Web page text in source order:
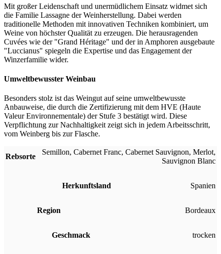
Mit großer Leidenschaft und unermüdlichem Einsatz widmet sich
die Familie Lassagne der Weinherstellung. Dabei werden
traditionelle Methoden mit innovativen Techniken kombiniert, um
Weine von höchster Qualität zu erzeugen. Die herausragenden
Cuvées wie der "Grand Héritage" und der in Amphoren ausgebaute
"Luccianus" spiegeln die Expertise und das Engagement der
Winzerfamilie wider.
Umweltbewusster Weinbau
Besonders stolz ist das Weingut auf seine umweltbewusste
Anbauweise, die durch die Zertifizierung mit dem HVE (Haute
Valeur Environnementale) der Stufe 3 bestätigt wird. Diese
Verpflichtung zur Nachhaltigkeit zeigt sich in jedem Arbeitsschritt,
vom Weinberg bis zur Flasche.
Rebsorte
Semillon, Cabernet Franc, Cabernet Sauvignon, Merlot,
Sauvignon Blanc
Herkunftsland Spanien
Region Bordeaux
Geschmack trocken